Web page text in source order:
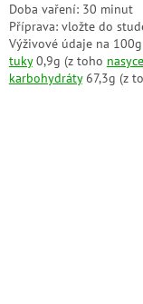
Doba vaření: 30 minut
Příprava: vložte do
Výživové údaje na
tuky0,9g (z toho
karbohydráty67,3g (z